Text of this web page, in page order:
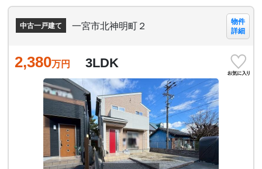
中古一戸建て 一宮市北神明町２
物件
詳細
2,380万円 3LDK